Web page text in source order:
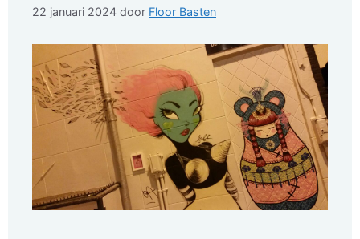
22 januari 2024 door Floor Basten